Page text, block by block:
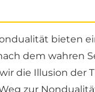
bieten
dem wahren
die Illusion der
zur